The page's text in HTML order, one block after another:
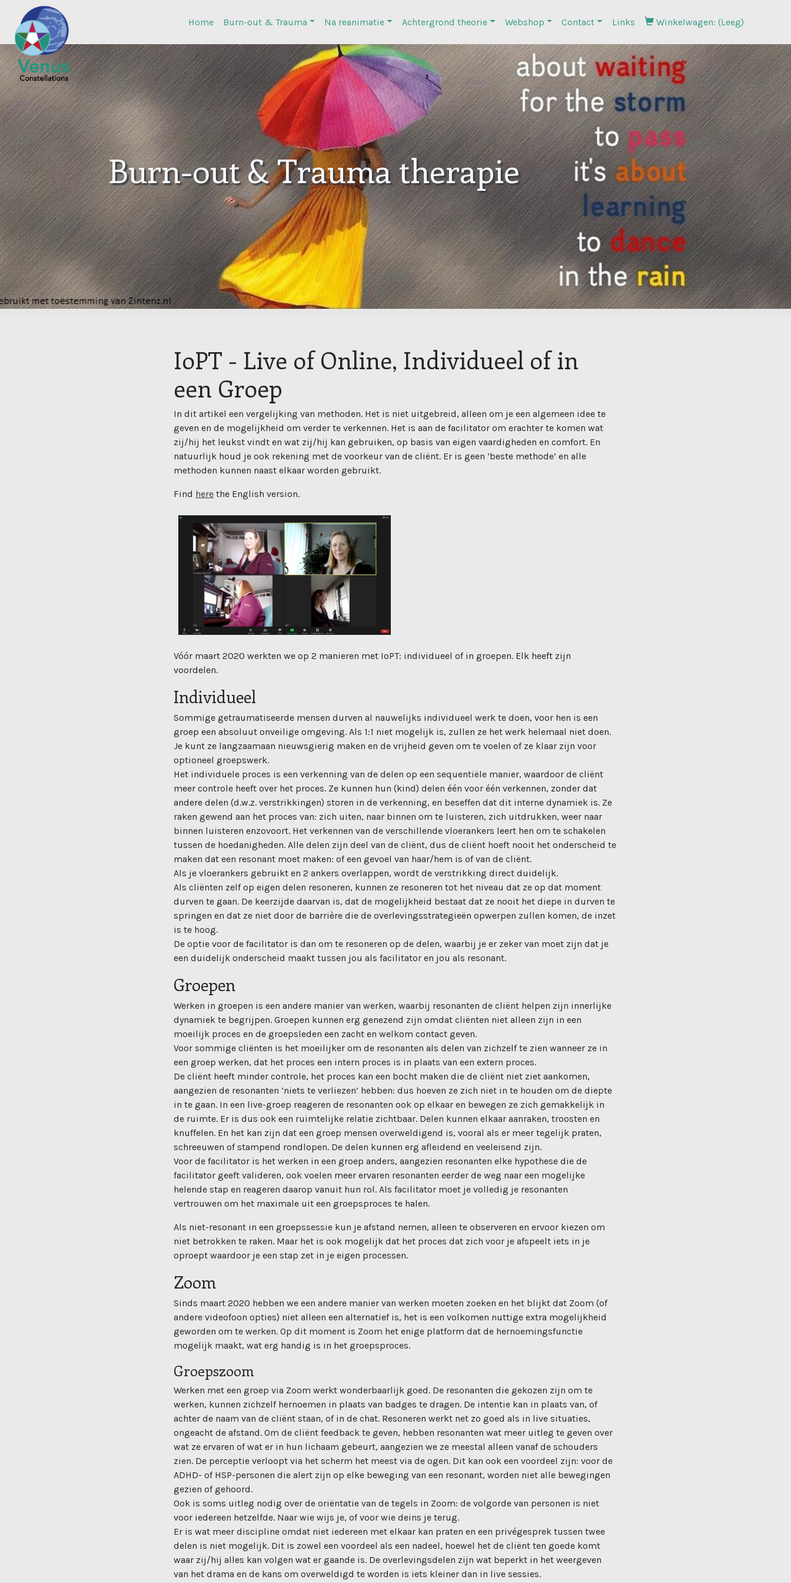
Home Burn-out & Trauma Na reanimatie Achtergrond theorie Webshop Contact Links Winkelwagen: (Leeg)
Burn-out & Trauma therapie
IoPT - Live of Online, Individueel of in
een Groep
In dit artikel een vergelijking van methoden. Het is niet uitgebreid, alleen om je een algemeen idee te
geven en de mogelijkheid om verder te verkennen. Het is aan de facilitator om erachter te komen wat
zij/hij het leukst vindt en wat zij/hij kan gebruiken, op basis van eigen vaardigheden en comfort. En
natuurlijk houd je ook rekening met de voorkeur van de cliënt. Er is geen ‘beste methode’ en alle
methoden kunnen naast elkaar worden gebruikt.
Find here the English version.
Vóór maart 2020 werkten we op 2 manieren met IoPT: individueel of in groepen. Elk heeft zijn
voordelen.
Individueel
Sommige getraumatiseerde mensen durven al nauwelijks individueel werk te doen, voor hen is een
groep een absoluut onveilige omgeving. Als 1:1 niet mogelijk is, zullen ze het werk helemaal niet doen.
Je kunt ze langzaamaan nieuwsgierig maken en de vrijheid geven om te voelen of ze klaar zijn voor
optioneel groepswerk.
Het individuele proces is een verkenning van de delen op een sequentiële manier, waardoor de cliënt
meer controle heeft over het proces. Ze kunnen hun (kind) delen één voor één verkennen, zonder dat
andere delen (d.w.z. verstrikkingen) storen in de verkenning, en beseffen dat dit interne dynamiek is. Ze
raken gewend aan het proces van: zich uiten, naar binnen om te luisteren, zich uitdrukken, weer naar
binnen luisteren enzovoort. Het verkennen van de verschillende vloerankers leert hen om te schakelen
tussen de hoedanigheden. Alle delen zijn deel van de cliënt, dus de cliënt hoeft nooit het onderscheid te
maken dat een resonant moet maken: of een gevoel van haar/hem is of van de cliënt.
Als je vloerankers gebruikt en 2 ankers overlappen, wordt de verstrikking direct duidelijk.
Als cliënten zelf op eigen delen resoneren, kunnen ze resoneren tot het niveau dat ze op dat moment
durven te gaan. De keerzijde daarvan is, dat de mogelijkheid bestaat dat ze nooit het diepe in durven te
springen en dat ze niet door de barrière die de overlevingsstrategieën opwerpen zullen komen, de inzet
is te hoog.
De optie voor de facilitator is dan om te resoneren op de delen, waarbij je er zeker van moet zijn dat je
een duidelijk onderscheid maakt tussen jou als facilitator en jou als resonant.
Groepen
Werken in groepen is een andere manier van werken, waarbij resonanten de cliënt helpen zijn innerlijke
dynamiek te begrijpen. Groepen kunnen erg genezend zijn omdat cliënten niet alleen zijn in een
moeilijk proces en de groepsleden een zacht en welkom contact geven.
Voor sommige cliënten is het moeilijker om de resonanten als delen van zichzelf te zien wanneer ze in
een groep werken, dat het proces een intern proces is in plaats van een extern proces.
De cliënt heeft minder controle, het proces kan een bocht maken die de cliënt niet ziet aankomen,
aangezien de resonanten ‘niets te verliezen’ hebben: dus hoeven ze zich niet in te houden om de diepte
in te gaan. In een live-groep reageren de resonanten ook op elkaar en bewegen ze zich gemakkelijk in
de ruimte. Er is dus ook een ruimtelijke relatie zichtbaar. Delen kunnen elkaar aanraken, troosten en
knuffelen. En het kan zijn dat een groep mensen overweldigend is, vooral als er meer tegelijk praten,
schreeuwen of stampend rondlopen. De delen kunnen erg afleidend en veeleisend zijn.
Voor de facilitator is het werken in een groep anders, aangezien resonanten elke hypothese die de
facilitator geeft valideren, ook voelen meer ervaren resonanten eerder de weg naar een mogelijke
helende stap en reageren daarop vanuit hun rol. Als facilitator moet je volledig je resonanten
vertrouwen om het maximale uit een groepsproces te halen.
Als niet-resonant in een groepssessie kun je afstand nemen, alleen te observeren en ervoor kiezen om
niet betrokken te raken. Maar het is ook mogelijk dat het proces dat zich voor je afspeelt iets in je
oproept waardoor je een stap zet in je eigen processen.
Zoom
Sinds maart 2020 hebben we een andere manier van werken moeten zoeken en het blijkt dat Zoom (of
andere videofoon opties) niet alleen een alternatief is, het is een volkomen nuttige extra mogelijkheid
geworden om te werken. Op dit moment is Zoom het enige platform dat de hernoemingsfunctie
mogelijk maakt, wat erg handig is in het groepsproces.
Groepszoom
Werken met een groep via Zoom werkt wonderbaarlijk goed. De resonanten die gekozen zijn om te
werken, kunnen zichzelf hernoemen in plaats van badges te dragen. De intentie kan in plaats van, of
achter de naam van de cliënt staan, of in de chat. Resoneren werkt net zo goed als in live situaties,
ongeacht de afstand. Om de cliënt feedback te geven, hebben resonanten wat meer uitleg te geven over
wat ze ervaren of wat er in hun lichaam gebeurt, aangezien we ze meestal alleen vanaf de schouders
zien. De perceptie verloopt via het scherm het meest via de ogen. Dit kan ook een voordeel zijn: voor de
ADHD- of HSP-personen die alert zijn op elke beweging van een resonant, worden niet alle bewegingen
gezien of gehoord.
Ook is soms uitleg nodig over de oriëntatie van de tegels in Zoom: de volgorde van personen is niet
voor iedereen hetzelfde. Naar wie wijs je, of voor wie deins je terug.
Er is wat meer discipline omdat niet iedereen met elkaar kan praten en een privégesprek tussen twee
delen is niet mogelijk. Dit is zowel een voordeel als een nadeel, hoewel het de cliënt ten goede komt
waar zij/hij alles kan volgen wat er gaande is. De overlevingsdelen zijn wat beperkt in het weergeven
van het drama en de kans om overweldigd te worden is iets kleiner dan in live sessies.